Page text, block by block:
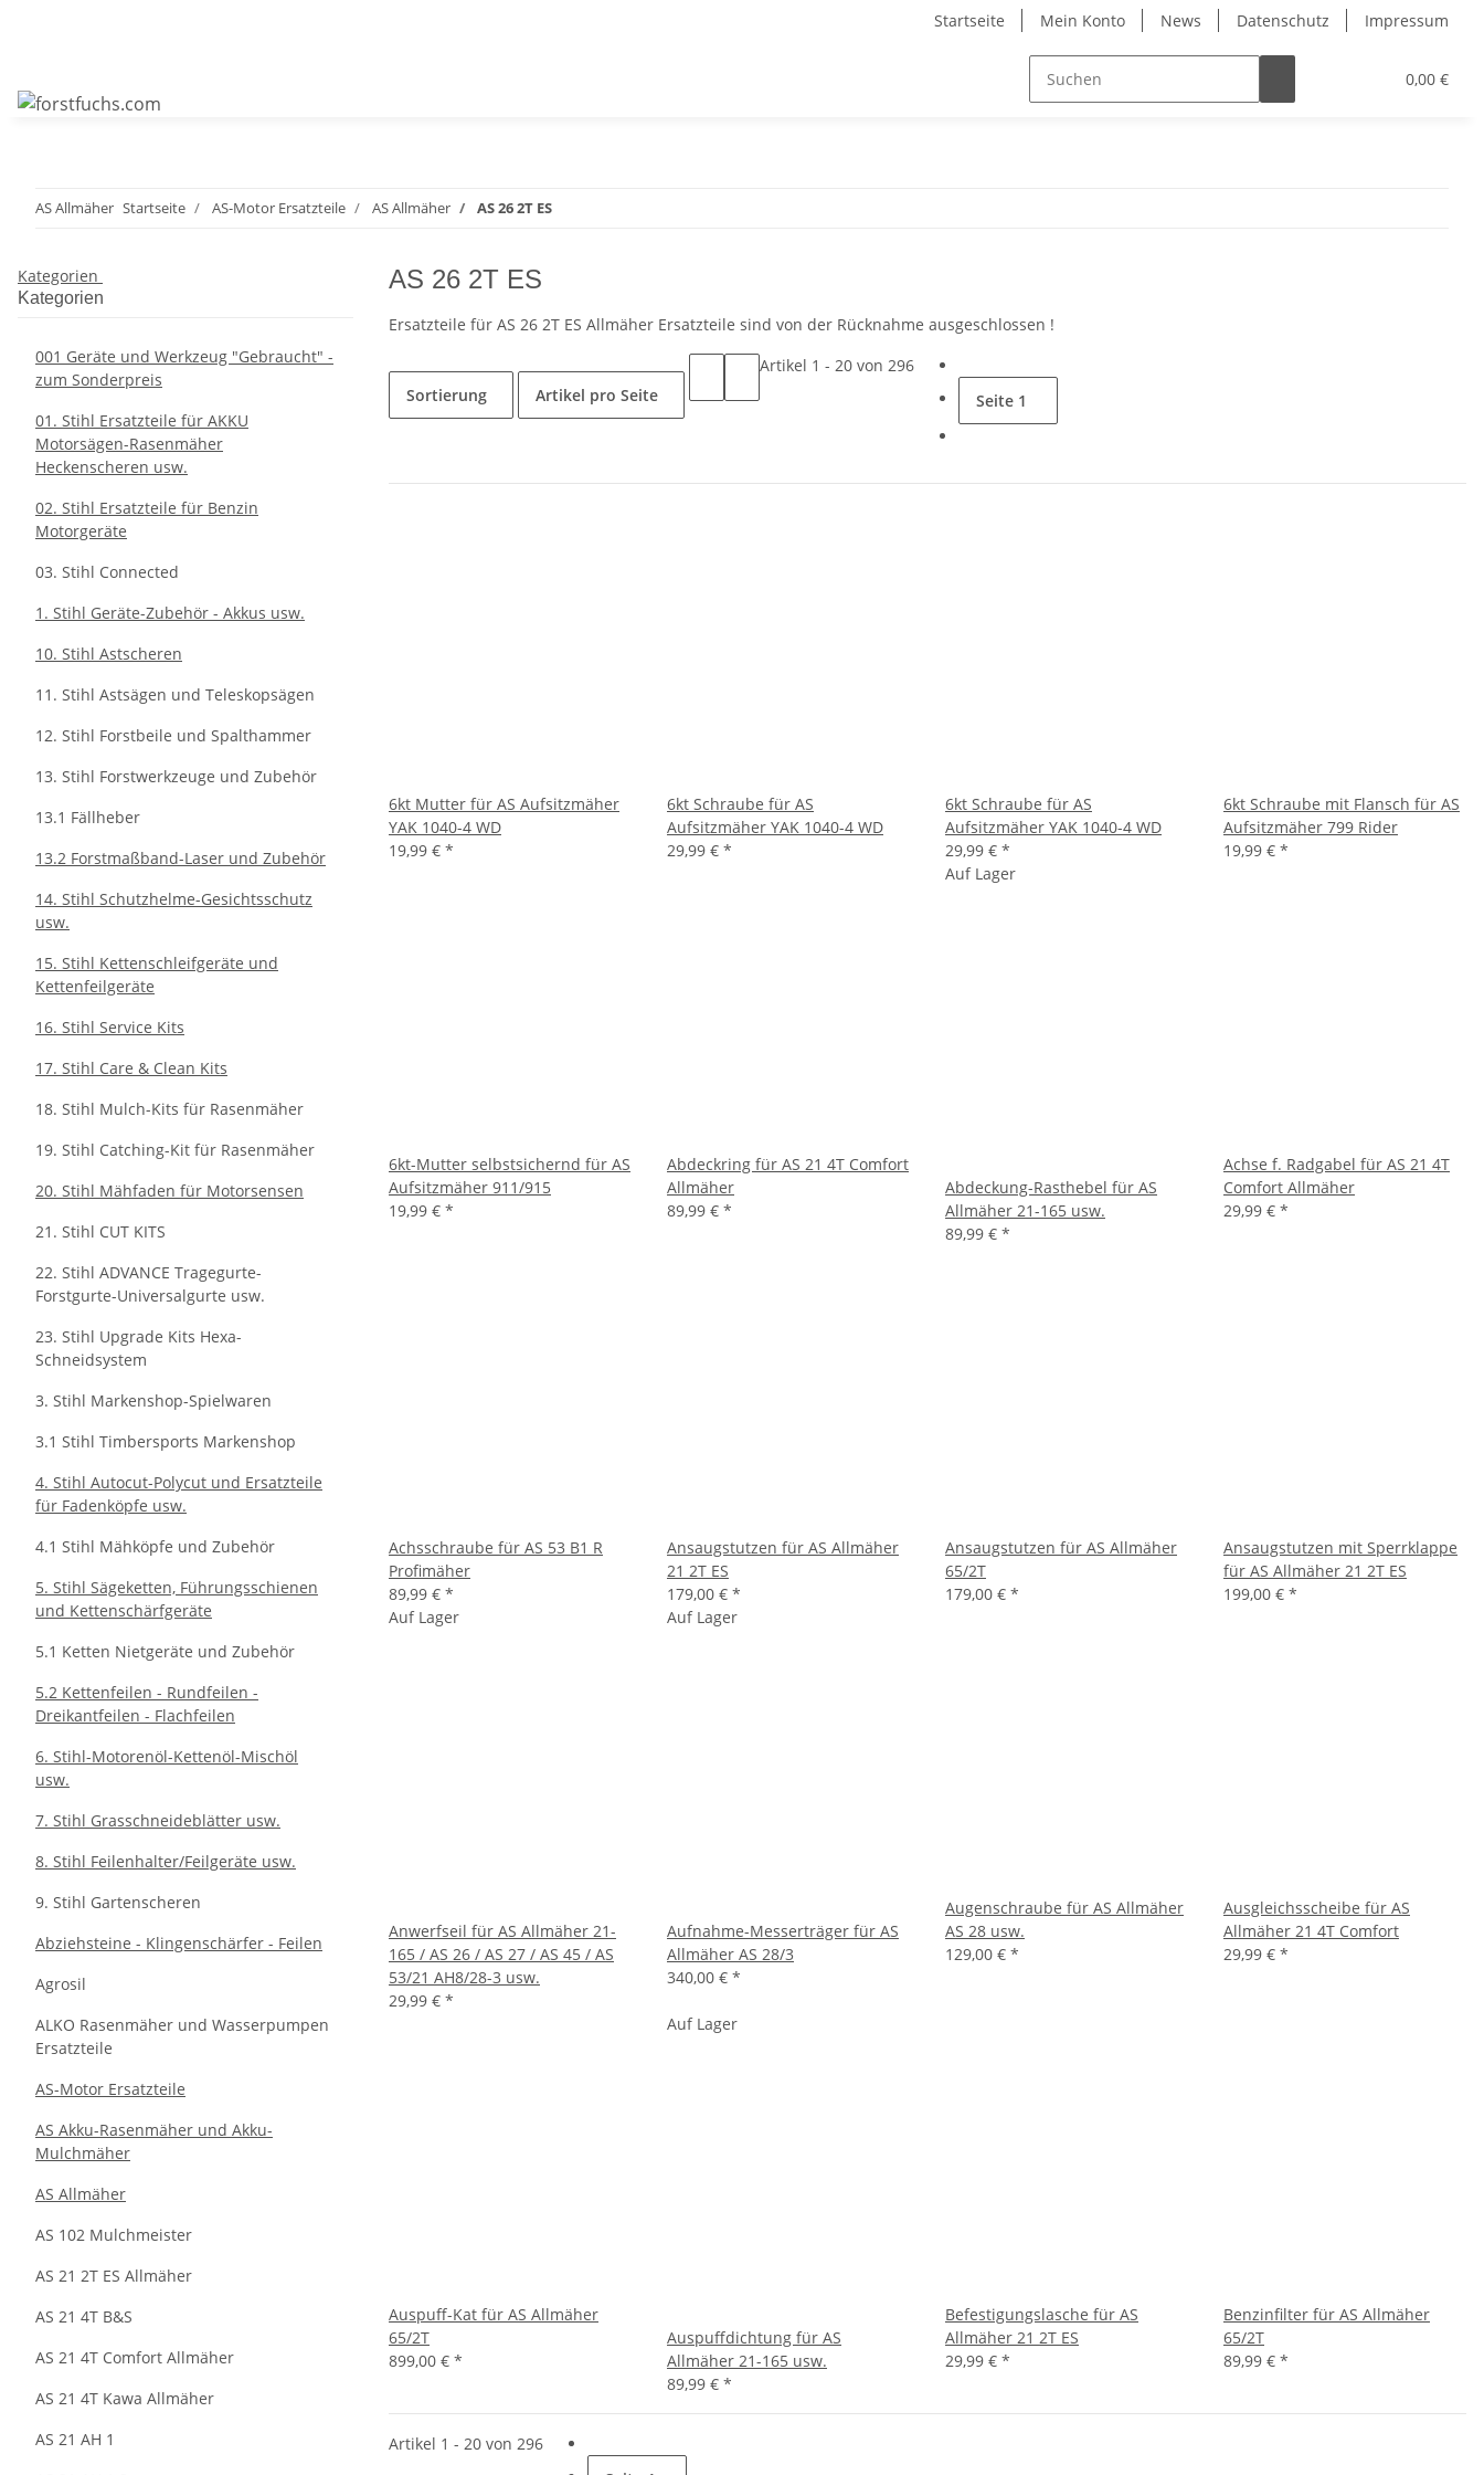
Startseite Mein Konto News Datenschutz Impressum
0,00 €
AS Allmäher Startseite AS-Motor Ersatzteile AS Allmäher AS 26 2T ES
AS 26 2T ES
Ersatzteile für AS 26 2T ES Allmäher Ersatzteile sind von der Rücknahme ausgeschlossen !
Sortierung Artikel pro Seite
Artikel 1 - 20 von 296
Seite 1
6kt Mutter für AS Aufsitzmäher
YAK 1040-4 WD
19,99 € *
6kt Schraube für AS
Aufsitzmäher YAK 1040-4 WD
29,99 € *
6kt Schraube für AS
Aufsitzmäher YAK 1040-4 WD
29,99 € *
6kt Schraube mit Flansch für AS
Aufsitzmäher 799 Rider
19,99 € *
6kt-Mutter selbstsichernd für AS
Aufsitzmäher 911/915
19,99 € *
Abdeckring für AS 21 4T Comfort
Allmäher
89,99 € *
Auf Lager
Abdeckung-Rasthebel für AS
Allmäher 21-165 usw.
89,99 € *
Achse f. Radgabel für AS 21 4T
Comfort Allmäher
29,99 € *
Achsschraube für AS 53 B1 R
Profimäher
89,99 € *
Ansaugstutzen für AS Allmäher
21 2T ES
179,00 € *
Ansaugstutzen für AS Allmäher
65/2T
179,00 € *
Ansaugstutzen mit Sperrklappe
für AS Allmäher 21 2T ES
199,00 € *
Auf Lager
Anwerfseil für AS Allmäher 21-
165 / AS 26 / AS 27 / AS 45 / AS
53/21 AH8/28-3 usw.
29,99 € *
Auf Lager
Aufnahme-Messerträger für AS
Allmäher AS 28/3
340,00 € *
Augenschraube für AS Allmäher
AS 28 usw.
129,00 € *
Ausgleichsscheibe für AS
Allmäher 21 4T Comfort
29,99 € *
Auspuff-Kat für AS Allmäher
65/2T
899,00 € *
Auf Lager
Auspuffdichtung für AS
Allmäher 21-165 usw.
89,99 € *
Befestigungslasche für AS
Allmäher 21 2T ES
29,99 € *
Benzinfilter für AS Allmäher
65/2T
89,99 € *
Artikel 1 - 20 von 296
Kategorien
Kategorien
001 Geräte und Werkzeug "Gebraucht" -
zum Sonderpreis
01. Stihl Ersatzteile für AKKU
Motorsägen-Rasenmäher
Heckenscheren usw.
02. Stihl Ersatzteile für Benzin
Motorgeräte
03. Stihl Connected
1. Stihl Geräte-Zubehör - Akkus usw.
10. Stihl Astscheren
11. Stihl Astsägen und Teleskopsägen
12. Stihl Forstbeile und Spalthammer
13. Stihl Forstwerkzeuge und Zubehör
13.1 Fällheber
13.2 Forstmaßband-Laser und Zubehör
14. Stihl Schutzhelme-Gesichtsschutz
usw.
15. Stihl Kettenschleifgeräte und
Kettenfeilgeräte
16. Stihl Service Kits
17. Stihl Care & Clean Kits
18. Stihl Mulch-Kits für Rasenmäher
19. Stihl Catching-Kit für Rasenmäher
20. Stihl Mähfaden für Motorsensen
21. Stihl CUT KITS
22. Stihl ADVANCE Tragegurte-
Forstgurte-Universalgurte usw.
23. Stihl Upgrade Kits Hexa-
Schneidsystem
3. Stihl Markenshop-Spielwaren
3.1 Stihl Timbersports Markenshop
4. Stihl Autocut-Polycut und Ersatzteile
für Fadenköpfe usw.
4.1 Stihl Mähköpfe und Zubehör
5. Stihl Sägeketten, Führungsschienen
und Kettenschärfgeräte
5.1 Ketten Nietgeräte und Zubehör
5.2 Kettenfeilen - Rundfeilen -
Dreikantfeilen - Flachfeilen
6. Stihl-Motorenöl-Kettenöl-Mischöl
usw.
7. Stihl Grasschneideblätter usw.
8. Stihl Feilenhalter/Feilgeräte usw.
9. Stihl Gartenscheren
Abziehsteine - Klingenschärfer - Feilen
Agrosil
ALKO Rasenmäher und Wasserpumpen
Ersatzteile
AS-Motor Ersatzteile
AS Akku-Rasenmäher und Akku-
Mulchmäher
AS Allmäher
AS 102 Mulchmeister
AS 21 2T ES Allmäher
AS 21 4T B&S
AS 21 4T Comfort Allmäher
AS 21 4T Kawa Allmäher
AS 21 AH 1